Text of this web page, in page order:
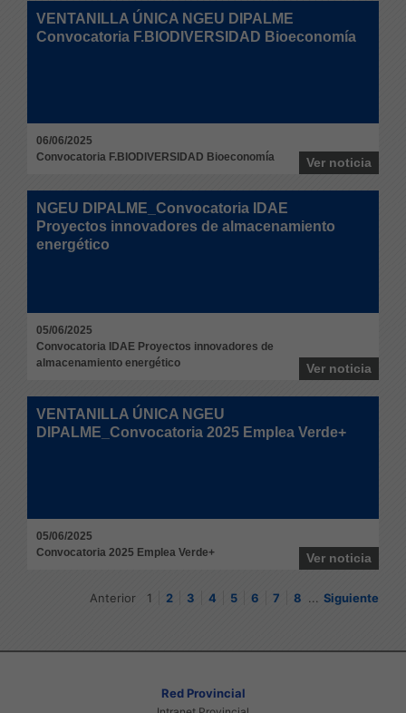
VENTANILLA ÚNICA NGEU DIPALME
Convocatoria F.BIODIVERSIDAD Bioeconomía
06/06/2025
Convocatoria F.BIODIVERSIDAD Bioeconomía
Ver noticia
NGEU DIPALME_Convocatoria IDAE
Proyectos innovadores de almacenamiento
energético
05/06/2025
Convocatoria IDAE Proyectos innovadores de
almacenamiento energético
Ver noticia
VENTANILLA ÚNICA NGEU
DIPALME_Convocatoria 2025 Emplea Verde+
05/06/2025
Convocatoria 2025 Emplea Verde+
Ver noticia
Anterior 1 2 3 4 5 6 7 8 ... Siguiente
Red Provincial